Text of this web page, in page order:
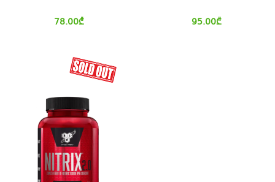
78.00₾ 95.00₾